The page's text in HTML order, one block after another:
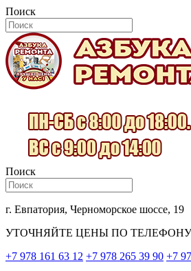
Поиск
Поиск
г. Евпатория, Черноморское шоссе, 19
УТОЧНЯЙТЕ ЦЕНЫ ПО ТЕЛЕФОНУ
+7 978 161 63 12 +7 978 265 39 90 +7